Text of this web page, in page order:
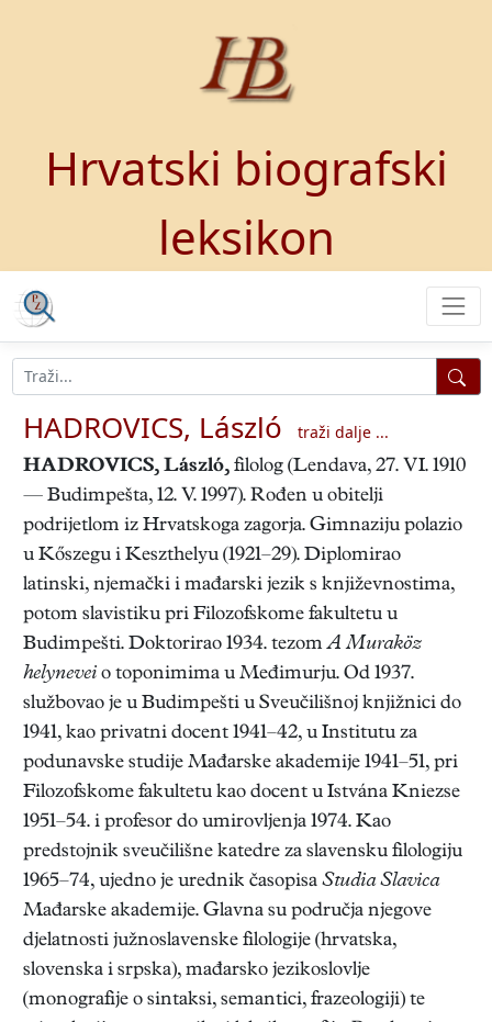
Hrvatski biografski
leksikon
HADROVICS, László
traži dalje ...
HADROVICS, László, filolog (Lendava, 27. VI. 1910
— Budimpešta, 12. V. 1997). Rođen u obitelji
podrijetlom iz Hrvatskoga zagorja. Gimnaziju polazio
u Kőszegu i Keszthelyu (1921–29). Diplomirao
latinski, njemački i mađarski jezik s književnostima,
potom slavistiku pri Filozofskome fakultetu u
Budimpešti. Doktorirao 1934. tezomA Muraköz
helynevei o toponimima u Međimurju. Od 1937.
službovao je u Budimpešti u Sveučilišnoj knjižnici do
1941, kao privatni docent 1941–42, u Institutu za
podunavske studije Mađarske akademije 1941–51, pri
Filozofskome fakultetu kao docent u Istvána Kniezse
1951–54. i profesor do umirovljenja 1974. Kao
predstojnik sveučilišne katedre za slavensku filologiju
1965–74, ujedno je urednik časopisa Studia Slavica
Mađarske akademije. Glavna su područja njegove
djelatnosti južnoslavenske filologije (hrvatska,
slovenska i srpska), mađarsko jezikoslovlje
(monografije o sintaksi, semantici, frazeologiji) te